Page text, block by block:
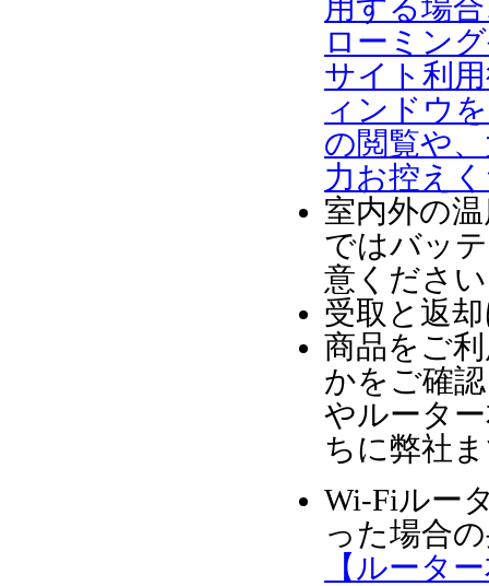
用する場
ローミン
サイト利
ィンドウ
の閲覧や
力お控え
室内外の
ではバッ
意くださ
受取と返
商品をご
かをご確
やルータ
ちに弊社
Wi-Fiルー
った場合
【ルータ